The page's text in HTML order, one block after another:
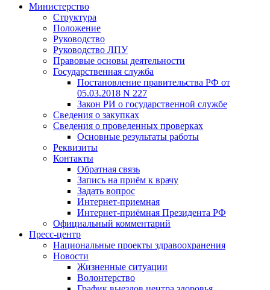
Министерство
Структура
Положение
Руководство
Руководство ЛПУ
Правовые основы деятельности
Государственная служба
Постановление правительства РФ от
05.03.2018 N 227
Закон РИ о государственной службе
Сведения о закупках
Сведения о проведенных проверках
Основные результаты работы
Реквизиты
Контакты
Обратная связь
Запись на приём к врачу
Задать вопрос
Интернет-приемная
Интернет-приёмная Президента РФ
Официальный комментарий
Пресс-центр
Национальные проекты здравоохранения
Новости
Жизненные ситуации
Волонтерство